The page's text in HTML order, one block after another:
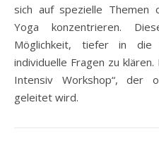
sich auf spezielle Themen
Yoga konzentrieren.
Möglichkeit, tiefer in die
individuelle Fragen zu
Intensiv Workshop“, der
geleitet wird.